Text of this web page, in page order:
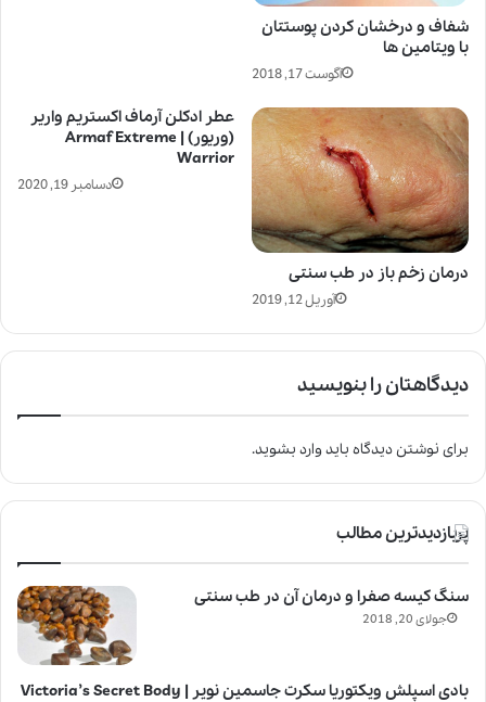
شفاف و درخشان کردن پوستتان
با ویتامین ها
آگوست 17, 2018
عطر ادکلن آرماف اکستریم واریر
(وریور) | Armaf Extreme
Warrior
دسامبر 19, 2020
درمان زخم باز در طب سنتی
آوریل 12, 2019
دیدگاهتان را بنویسید
برای نوشتن دیدگاه بایدوارد بشوید.
پربازدیدترین مطالب
سنگ کیسه صفرا و درمان آن در طب سنتی
جولای 20, 2018
بادی اسپلش ویکتوریا سکرت جاسمین نویر | Victoria’s Secret Body